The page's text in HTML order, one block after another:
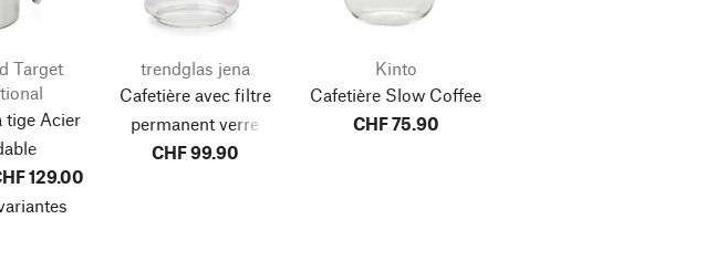
Target
tige Acier
129.00
trendglas jena
Cafetière avec filtre
permanent verre
borosilicaté
CHF 99.90
Kinto
Cafetière Slow Coffee
CHF 75.90